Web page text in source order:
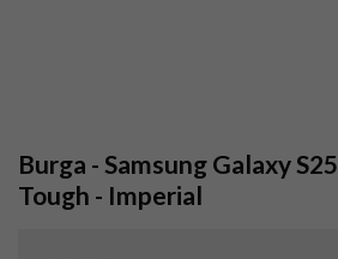
Burga - Samsung Galaxy
Tough - Imperial